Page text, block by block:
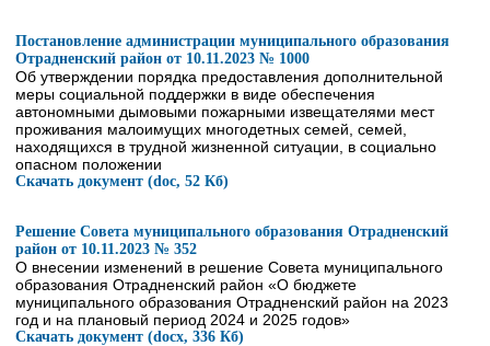
Постановление администрации муниципального образования
Отрадненский район от 10.11.2023 № 1000
Об утверждении порядка предоставления дополнительной
меры социальной поддержки в виде обеспечения
автономными дымовыми пожарными извещателями мест
проживания малоимущих многодетных семей, семей,
находящихся в трудной жизненной ситуации, в социально
опасном положении
Скачать документ (doc, 52 Кб)
Решение Совета муниципального образования Отрадненский
район от 10.11.2023 № 352
О внесении изменений в решение Совета муниципального
образования Отрадненский район «О бюджете
муниципального образования Отрадненский район на 2023
год и на плановый период 2024 и 2025 годов»
Скачать документ (docx, 336 Кб)